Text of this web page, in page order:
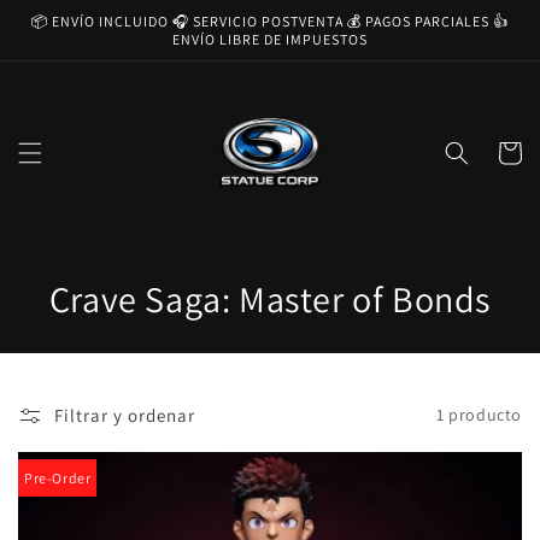
directamente
📦 ENVÍO INCLUIDO 🎧 SERVICIO POSTVENTA 💰 PAGOS PARCIALES 👍
ENVÍO LIBRE DE IMPUESTOS
Carrito
C
o
e
c
Crave Saga: Master of Bonds
Filtrar y ordenar 1 producto
Pre-Order